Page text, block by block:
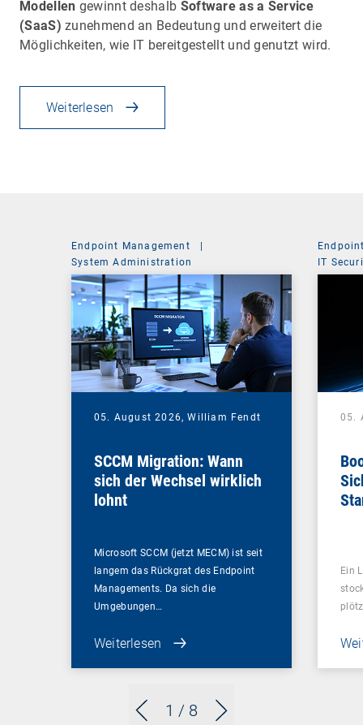
Modellen gewinnt deshalb Software as a Service
(SaaS) zunehmend an Bedeutung und erweitert die
Möglichkeiten, wie IT bereitgestellt und genutzt wird.
Weiterlesen
1 / 8
Endpoint Management
|
System Administration
05. August 2026,William Fendt
SCCM Migration: Wann
sich der Wechsel wirklich
lohnt
Microsoft SCCM (jetzt MECM) ist seit
langem das Rückgrat des Endpoint
Managements. Da sich die
Umgebungen…
Weiterlesen
IT
05.
Ein